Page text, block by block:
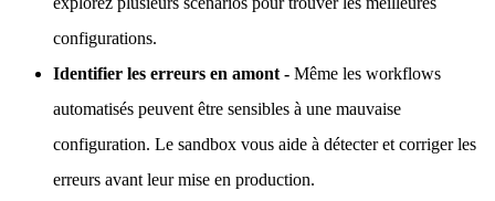
configurations.
Identifier les erreurs en amont - Même les workflows
automatisés peuvent être sensibles à une mauvaise
configuration. Le sandbox vous aide à détecter et corriger les
erreurs avant leur mise en production.